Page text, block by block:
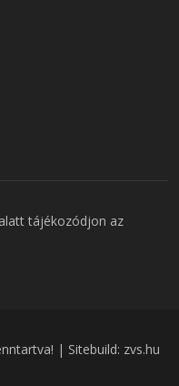
tájékozódjon az
| Sitebuild: zvs.hu